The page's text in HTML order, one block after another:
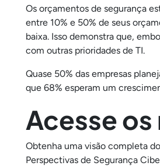
Os orçamentos de segurança
entre 10% e 50% de seus
baixa. Isso demonstra que,
com outras prioridades de TI.
Quase 50% das empresas
que 68% esperam um
Acesse
Obtenha uma visão completa
Perspectivas de Segurança